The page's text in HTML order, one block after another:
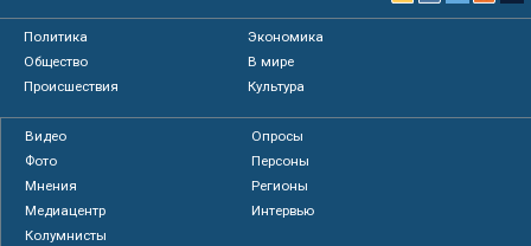
Политика
Экономика
Общество
В мире
Происшествия
Культура
Видео
Опросы
Фото
Персоны
Мнения
Регионы
Медиацентр
Интервью
Колумнисты